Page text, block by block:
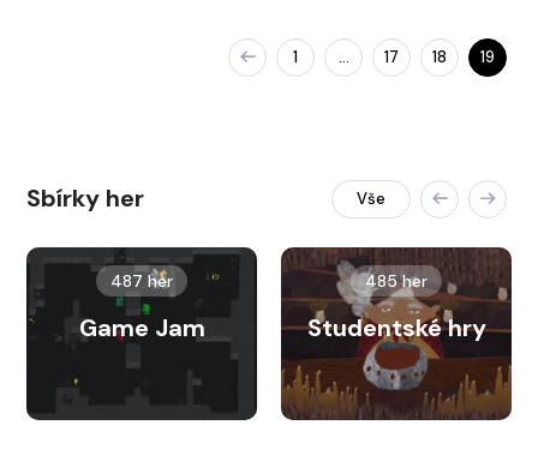
1 … 17 18 19
Sbírky her Vše
487 her
Game Jam
485 her
Studentské hry